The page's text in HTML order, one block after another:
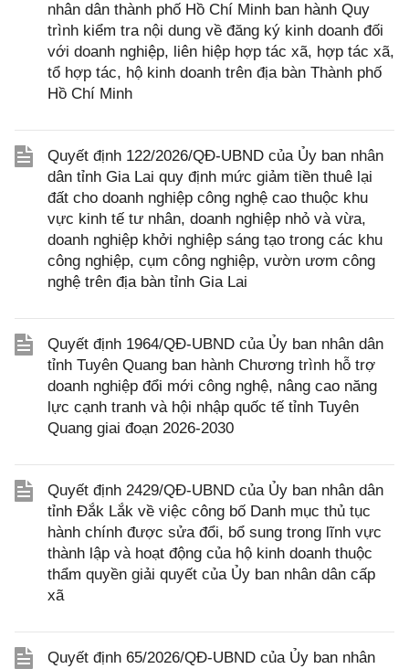
nhân dân thành phố Hồ Chí Minh ban hành Quy
trình kiểm tra nội dung về đăng ký kinh doanh đối
với doanh nghiệp, liên hiệp hợp tác xã, hợp tác xã,
tổ hợp tác, hộ kinh doanh trên địa bàn Thành phố
Hồ Chí Minh
Quyết định 122/2026/QĐ-UBND của Ủy ban nhân
dân tỉnh Gia Lai quy định mức giảm tiền thuê lại
đất cho doanh nghiệp công nghệ cao thuộc khu
vực kinh tế tư nhân, doanh nghiệp nhỏ và vừa,
doanh nghiệp khởi nghiệp sáng tạo trong các khu
công nghiệp, cụm công nghiệp, vườn ươm công
nghệ trên địa bàn tỉnh Gia Lai
Quyết định 1964/QĐ-UBND của Ủy ban nhân dân
tỉnh Tuyên Quang ban hành Chương trình hỗ trợ
doanh nghiệp đổi mới công nghệ, nâng cao năng
lực cạnh tranh và hội nhập quốc tế tỉnh Tuyên
Quang giai đoạn 2026-2030
Quyết định 2429/QĐ-UBND của Ủy ban nhân dân
tỉnh Đắk Lắk về việc công bố Danh mục thủ tục
hành chính được sửa đổi, bổ sung trong lĩnh vực
thành lập và hoạt động của hộ kinh doanh thuộc
thẩm quyền giải quyết của Ủy ban nhân dân cấp
xã
Quyết định 65/2026/QĐ-UBND của Ủy ban nhân